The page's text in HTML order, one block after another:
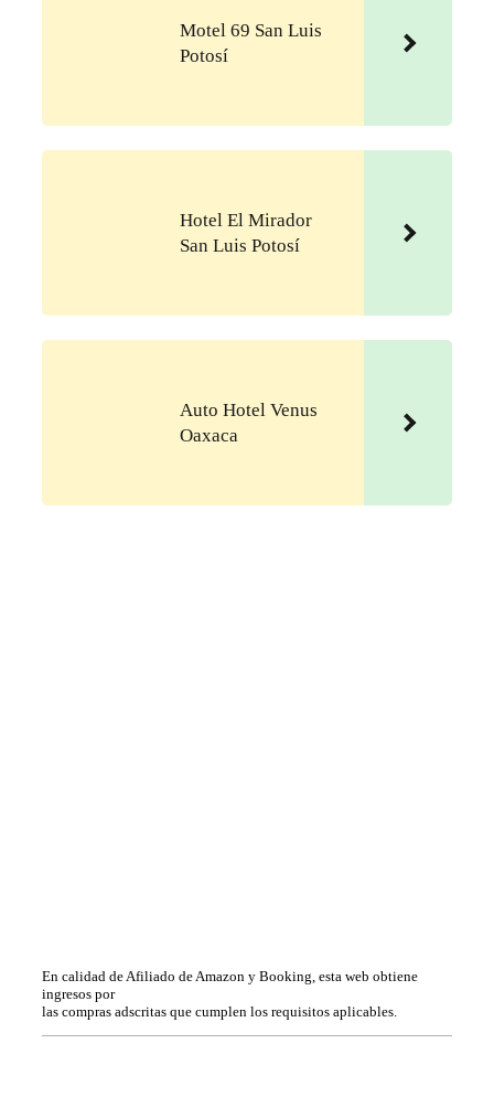
Motel 69 San Luis
Potosí
Hotel El Mirador
San Luis Potosí
Auto Hotel Venus
Oaxaca
En calidad de Afiliado de Amazon y Booking, esta web obtiene
ingresos por
las compras adscritas que cumplen los requisitos aplicables.